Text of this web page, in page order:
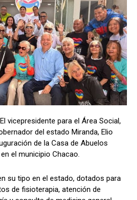
El vicepresidente para el Área Social,
del estado Miranda, Elio
de la Casa de Abuelos
el municipio Chacao.
su tipo en el estado, dotados para
de fisioterapia, atención de